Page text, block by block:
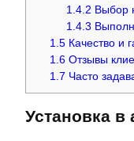
1.4.2 Выбор
1.4.3
1.5 Качество и
1.6 Отзывы
1.7 Часто
Установка в